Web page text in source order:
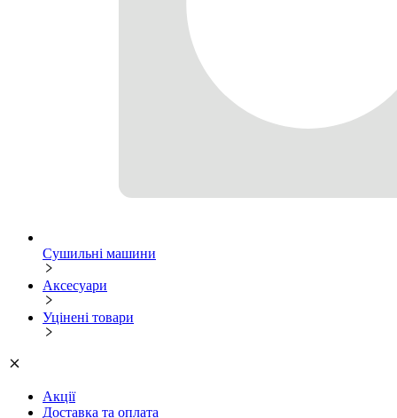
Сушильні машини
Аксесуари
Уцінені товари
Акції
Доставка та оплата